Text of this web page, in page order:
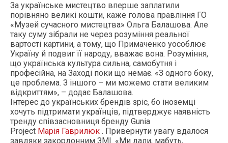
За українське мистецтво вперше заплатили
порівняно великі кошти, каже голова правління ГО
«Музей сучасного мистецтва» Ольга Балашова. Але
таку суму зібрали не через розуміння реальної
вартості картини, а тому, що Примаченко уособлює
Україну й подвиг її народу, вважає вона. Розуміння,
що українська культура сильна, самобутня і
професійна, на Заході поки що немає. «З одного боку,
це проблема. З іншого – ми можемо стати великим
відкриттям», – додає Балашова.
Інтерес до українських брендів зріс, бо іноземці
хочуть підтримати українців, підтверджує наявність
тренду співзасновниця бренду Gunia
Project Марія Гаврилюк . Привернути увагу вдалося
завдяки закордонним ЗМІ. «Ми дали, мабуть,